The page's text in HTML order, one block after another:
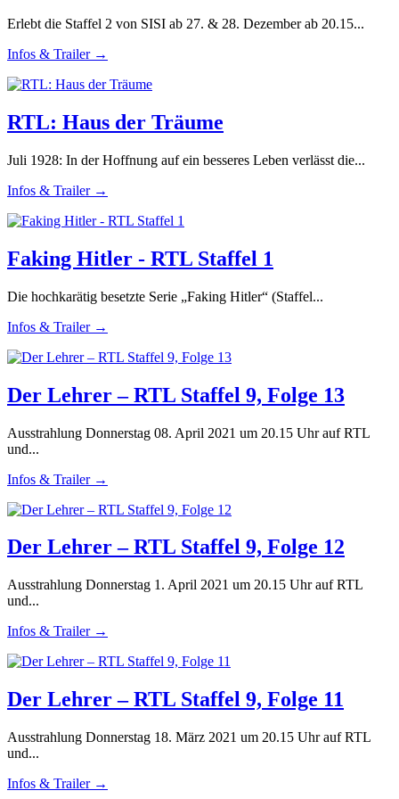
Erlebt die Staffel 2 von SISI ab 27. & 28. Dezember ab 20.15...
Infos & Trailer →
RTL: Haus der Träume
Juli 1928: In der Hoffnung auf ein besseres Leben verlässt die...
Infos & Trailer →
Faking Hitler - RTL Staffel 1
Die hochkarätig besetzte Serie „Faking Hitler“ (Staffel...
Infos & Trailer →
Der Lehrer – RTL Staffel 9, Folge 13
Ausstrahlung Donnerstag 08. April 2021 um 20.15 Uhr auf RTL
und...
Infos & Trailer →
Der Lehrer – RTL Staffel 9, Folge 12
Ausstrahlung Donnerstag 1. April 2021 um 20.15 Uhr auf RTL
und...
Infos & Trailer →
Der Lehrer – RTL Staffel 9, Folge 11
Ausstrahlung Donnerstag 18. März 2021 um 20.15 Uhr auf RTL
und...
Infos & Trailer →